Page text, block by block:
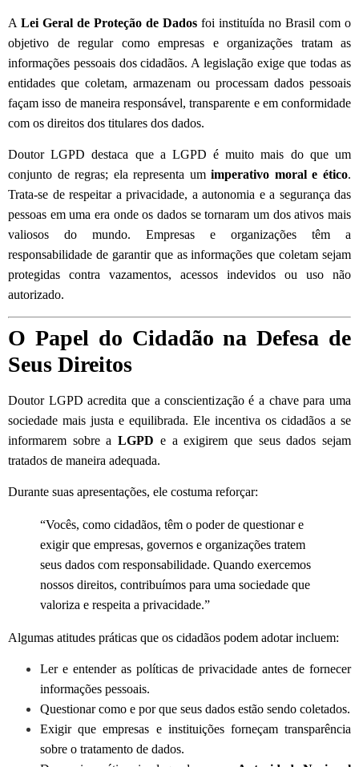
A Lei Geral de Proteção de Dados foi instituída no Brasil com o
objetivo de regular como empresas e organizações tratam as
informações pessoais dos cidadãos. A legislação exige que todas as
entidades que coletam, armazenam ou processam dados pessoais
façam isso de maneira responsável, transparente e em conformidade
com os direitos dos titulares dos dados.
Doutor LGPD destaca que a LGPD é muito mais do que um
conjunto de regras; ela representa umimperativo moral e ético.
Trata-se de respeitar a privacidade, a autonomia e a segurança das
pessoas em uma era onde os dados se tornaram um dos ativos mais
valiosos do mundo. Empresas e organizações têm a
responsabilidade de garantir que as informações que coletam sejam
protegidas contra vazamentos, acessos indevidos ou uso não
autorizado.
O Papel do Cidadão na Defesa de
Seus Direitos
Doutor LGPD acredita que a conscientização é a chave para uma
sociedade mais justa e equilibrada. Ele incentiva os cidadãos a se
informarem sobre aLGPD e a exigirem que seus dados sejam
tratados de maneira adequada.
Durante suas apresentações, ele costuma reforçar:
“Vocês, como cidadãos, têm o poder de questionar e
exigir que empresas, governos e organizações tratem
seus dados com responsabilidade. Quando exercemos
nossos direitos, contribuímos para uma sociedade que
valoriza e respeita a privacidade.”
Algumas atitudes práticas que os cidadãos podem adotar incluem:
Ler e entender as políticas de privacidade antes de fornecer
informações pessoais.
Questionar como e por que seus dados estão sendo coletados.
Exigir que empresas e instituições forneçam transparência
sobre o tratamento de dados.